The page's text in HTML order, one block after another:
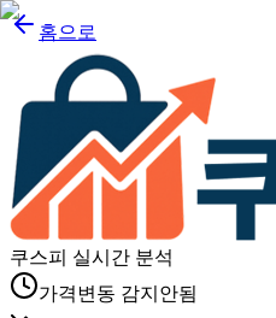
홈으로
쿠스피 실시간 분석
가격변동 감지안됨